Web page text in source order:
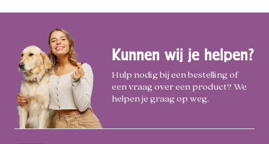
Kunnen wij je helpen?
Hulp nodig bij een bestelling of
een vraag over een product? We
helpen je graag op weg.